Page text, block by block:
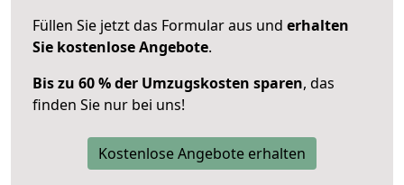
Füllen Sie jetzt das Formular aus und erhalten
Sie kostenlose Angebote.
Bis zu 60 % der Umzugskosten sparen, das
finden Sie nur bei uns!
Kostenlose Angebote erhalten